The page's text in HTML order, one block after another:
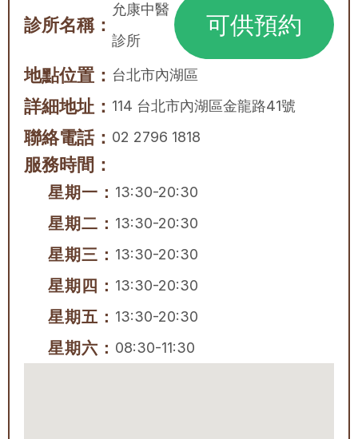
診所名稱：
允康中醫
診所
可供預約
地點位置： 台北市內湖區
詳細地址： 114 台北市內湖區金龍路41號
聯絡電話： 02 2796 1818
服務時間：
星期一： 13:30-20:30
星期二： 13:30-20:30
星期三： 13:30-20:30
星期四： 13:30-20:30
星期五： 13:30-20:30
星期六： 08:30-11:30